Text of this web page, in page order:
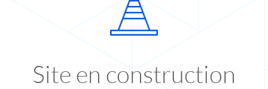
Site en construction